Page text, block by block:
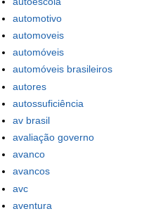
automotivo
automoveis
automóveis
automóveis brasileiros
autores
autossuficiência
av brasil
avaliação governo
avanco
avancos
avc
aventura